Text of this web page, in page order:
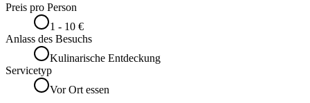
Preis pro Person
1 - 10 €
Anlass des Besuchs
Kulinarische Entdeckung
Servicetyp
Vor Ort essen